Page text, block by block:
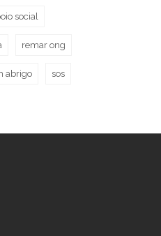
social
remar ong
abrigo sos